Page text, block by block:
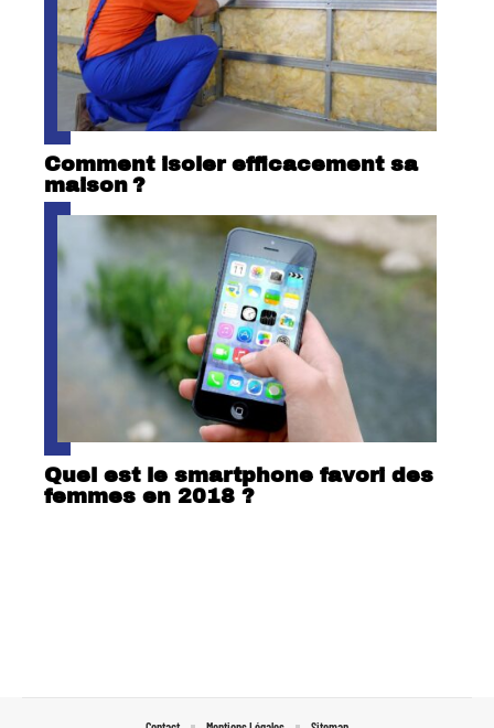
Comment isoler efficacement sa
maison ?
Quel est le smartphone favori des
femmes en 2018 ?